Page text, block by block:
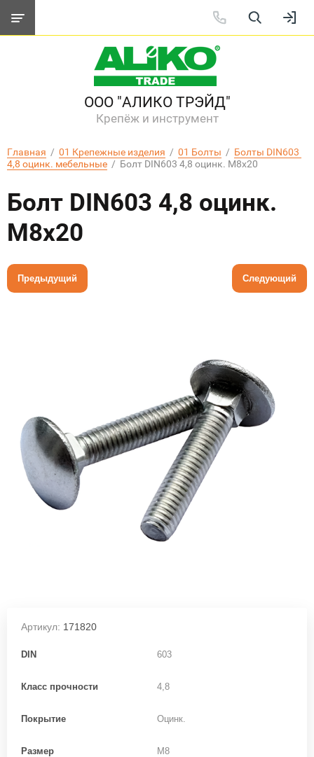
ООО "АЛИКО ТРЭЙД"
Крепёж и инструмент
Главная
  /
01 Крепежные изделия
  /
01 Болты
  /
Болты DIN603
4,8 оцинк. мебельные
  /  Болт DIN603 4,8 оцинк. М8х20
Болт DIN603 4,8 оцинк.
М8х20
Предыдущий Следующий
Артикул: 171820
DIN 603
Класс прочности 4,8
Покрытие Оцинк.
Размер M8